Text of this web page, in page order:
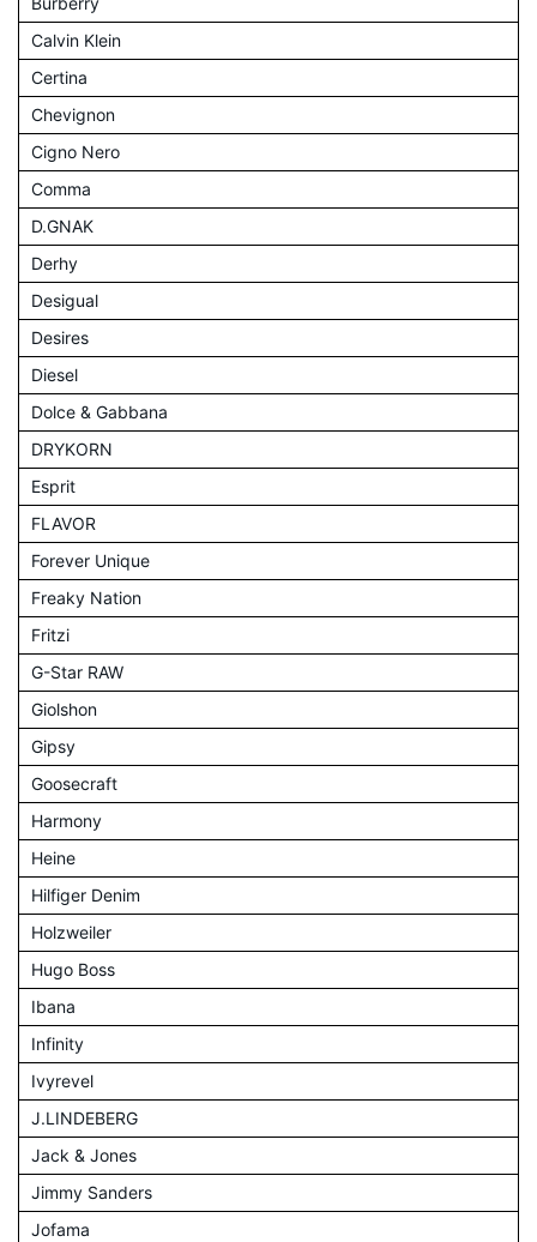
Calvin Klein
Certina
Chevignon
Cigno Nero
Comma
D.GNAK
Derhy
Desigual
Desires
Diesel
Dolce & Gabbana
DRYKORN
Esprit
FLAVOR
Forever Unique
Freaky Nation
Fritzi
G-Star RAW
Giolshon
Gipsy
Goosecraft
Harmony
Heine
Hilfiger Denim
Holzweiler
Hugo Boss
Ibana
Infinity
Ivyrevel
J.LINDEBERG
Jack & Jones
Jimmy Sanders
Jofama